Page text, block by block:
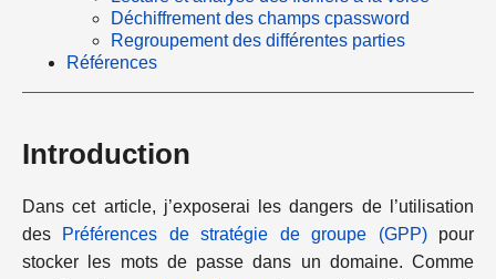
Déchiffrement des champs cpassword
Regroupement des différentes parties
Références
Introduction
Dans cet article, j’exposerai les dangers de l’utilisation
des Préférences de stratégie de groupe (GPP)pour
stocker les mots de passe dans un domaine. Comme